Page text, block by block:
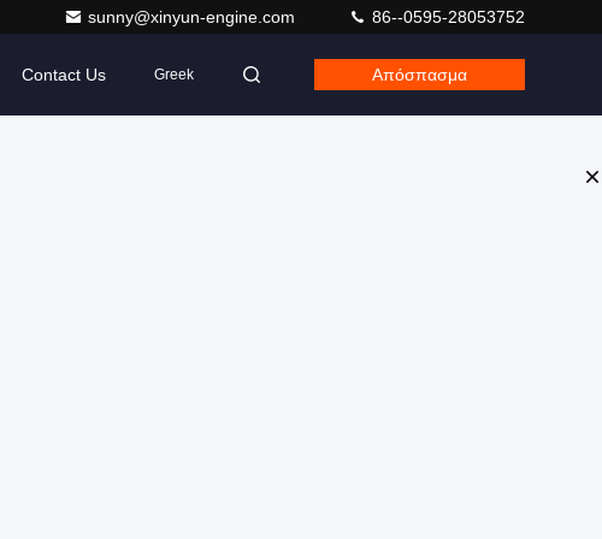
sunny@xinyun-engine.com 86--0595-28053752
Contact Us Greek Απόσπασμα